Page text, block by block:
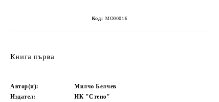
Код: MO00016
Книга първа
Автор(и):
Милчо Белчев
Издател:
ИК "Стено"